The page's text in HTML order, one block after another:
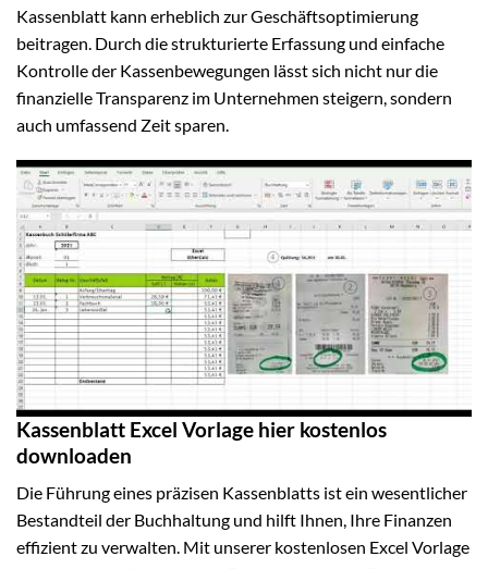
Kassenblatt kann erheblich zur Geschäftsoptimierung
beitragen. Durch die strukturierte Erfassung und einfache
Kontrolle der Kassenbewegungen lässt sich nicht nur die
finanzielle Transparenz im Unternehmen steigern, sondern
auch umfassend Zeit sparen.
Kassenblatt Excel Vorlage hier kostenlos
downloaden
Die Führung eines präzisen Kassenblatts ist ein wesentlicher
Bestandteil der Buchhaltung und hilft Ihnen, Ihre Finanzen
effizient zu verwalten. Mit unserer kostenlosen Excel Vorlage